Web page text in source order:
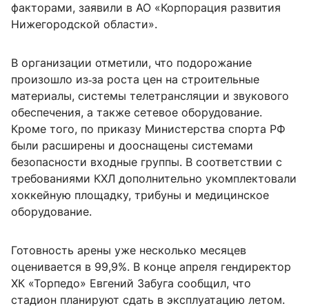
факторами, заявили в АО «Корпорация развития
Нижегородской области».
В организации отметили, что подорожание
произошло из‑за роста цен на строительные
материалы, системы телетрансляции и звукового
обеспечения, а также сетевое оборудование.
Кроме того, по приказу Министерства спорта РФ
были расширены и дооснащены системами
безопасности входные группы. В соответствии с
требованиями КХЛ дополнительно укомплектовали
хоккейную площадку, трибуны и медицинское
оборудование.
Готовность арены уже несколько месяцев
оценивается в 99,9%. В конце апреля гендиректор
ХК «Торпедо» Евгений Забуга сообщил, что
стадион планируют сдать в эксплуатацию летом.